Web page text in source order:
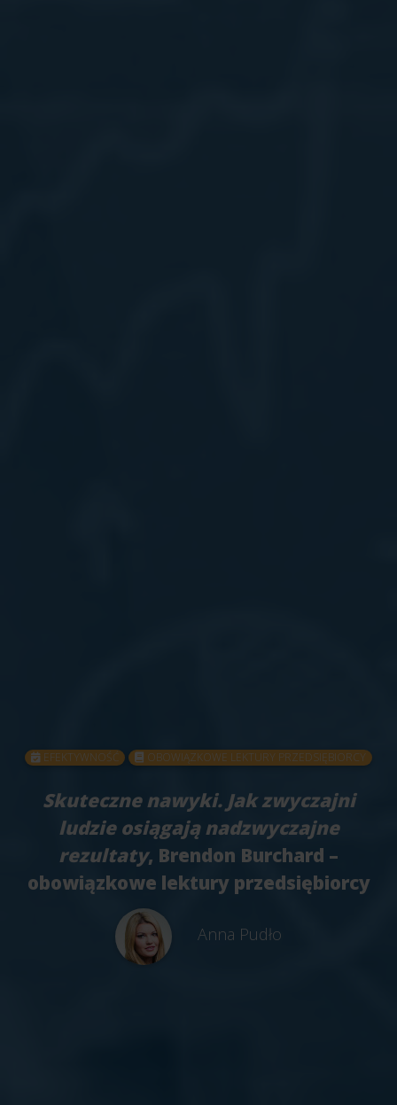
EFEKTYWNOŚĆ OBOWIĄZKOWE LEKTURY PRZEDSIĘBIORCY
Skuteczne nawyki. Jak zwyczajni
ludzie osiągają nadzwyczajne
rezultaty, Brendon Burchard –
obowiązkowe lektury przedsiębiorcy
Anna Pudło